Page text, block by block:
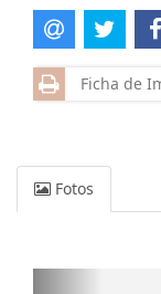
Ficha de
Fotos